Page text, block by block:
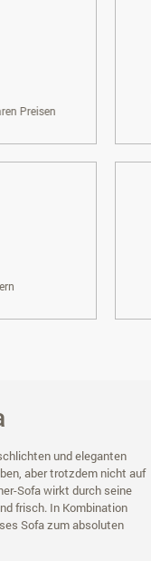
Preisen
und eleganten
aber trotzdem nicht auf
Sofa wirkt durch seine
frisch. In Kombination
Sofa zum absoluten